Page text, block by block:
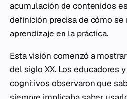
acumulación de contenidos
definición precisa de cómo se
aprendizaje en la práctica.
Esta visión comenzó a
del siglo XX. Los educadores
cognitivos observaron que